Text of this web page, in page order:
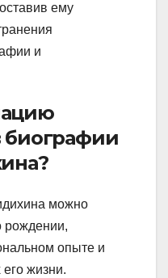
ему
и
биографии
можно
рождении,
опыте и
жизни.